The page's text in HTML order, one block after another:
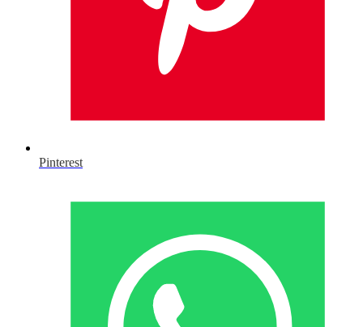
Pinterest